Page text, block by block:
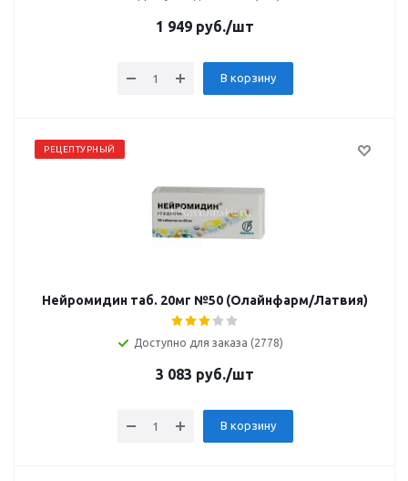
1 949 руб./шт
В корзину
РЕЦЕПТУРНЫЙ
Нейромидин таб. 20мг №50 (Олайнфарм/Латвия)
Доступно для заказа (2778)
3 083 руб./шт
В корзину